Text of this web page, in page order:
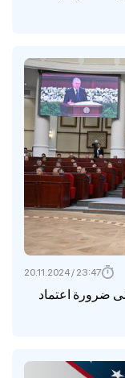
ضرورة اعتماد
23:47 / 20.11.2024